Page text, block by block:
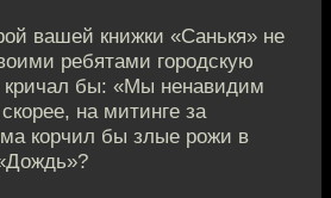
вашей книжки «Санькя» не
ребятами городскую
бы: «Мы ненавидим
на митинге за
корчил бы злые рожи в